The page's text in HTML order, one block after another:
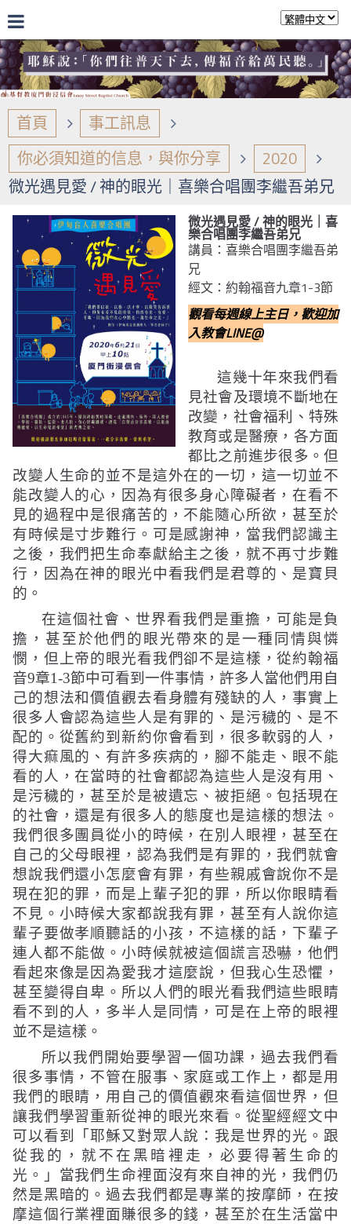
首頁
事工訊息
你必須知道的信息，與你分享
2020
微光遇見愛 / 神的眼光｜喜樂合唱團李繼吾弟兄
微光遇見愛 / 神的眼光｜喜
樂合唱團李繼吾弟兄
講員：喜樂合唱團李繼吾弟
兄
經文：約翰福音九章1-3節
觀看每週線上主日，歡迎加
入教會LINE@
這幾十年來我們看
見社會及環境不斷地在
改變，社會福利、特殊
教育或是醫療，各方面
都比之前進步很多。但
改變人生命的並不是這外在的一切，這一切並不
能改變人的心，因為有很多身心障礙者，在看不
見的過程中是很痛苦的，不能隨心所欲，甚至於
有時候是寸步難行。可是感謝神，當我們認識主
之後，我們把生命奉獻給主之後，就不再寸步難
行，因為在神的眼光中看我們是君尊的、是寶貝
的。
在這個社會、世界看我們是重擔，可能是負
擔，甚至於他們的眼光帶來的是一種同情與憐
憫，但上帝的眼光看我們卻不是這樣，從約翰福
音9章1-3節中可看到一件事情，許多人當他們用自
己的想法和價值觀去看身體有殘缺的人，事實上
很多人會認為這些人是有罪的、是污穢的、是不
配的。從舊約到新約你會看到，很多軟弱的人，
得大痲風的、有許多疾病的，腳不能走、眼不能
看的人，在當時的社會都認為這些人是沒有用、
是污穢的，甚至於是被遺忘、被拒絕。包括現在
的社會，還是有很多人的態度也是這樣的想法。
我們很多團員從小的時候，在別人眼裡，甚至在
自己的父母眼裡，認為我們是有罪的，我們就會
想說我們還小怎麼會有罪，有些親戚會說你不是
現在犯的罪，而是上輩子犯的罪，所以你眼睛看
不見。小時候大家都說我有罪，甚至有人說你這
輩子要做孝順聽話的小孩，不這樣的話，下輩子
連人都不能做。小時候就被這個謊言恐嚇，他們
看起來像是因為愛我才這麼說，但我心生恐懼，
甚至變得自卑。所以人們的眼光看我們這些眼睛
看不到的人，多半人是同情，可是在上帝的眼裡
並不是這樣。
所以我們開始要學習一個功課，過去我們看
很多事情，不管在服事、家庭或工作上，都是用
我們的眼睛，用自己的價值觀來看這個世界，但
讓我們學習重新從神的眼光來看。從聖經經文中
可以看到
「耶穌又對眾人說：我是世界的光。跟
從我的，就不在黑暗裡走，必要得著生命的
光。」 當我們生命裡面沒有來自神的光，我們仍
然是黑暗的。過去我們都是專業的按摩師，在按
摩這個行業裡面賺很多的錢，甚至於在生活當中